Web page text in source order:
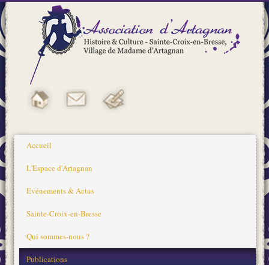
Accueil
L'Espace d'Artagnan
Evénements & Actus
Sainte-Croix-en-Bresse
Qui sommes-nous ?
Publications